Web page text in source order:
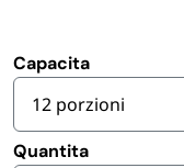
AVVOLGENTI
Capacita
12 porzioni
Quantita